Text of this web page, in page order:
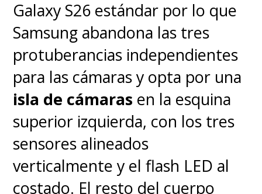
Galaxy S26 estándar por lo que
Samsung abandona las tres
protuberancias independientes
para las cámaras y opta por una
isla de cámaras en la esquina
superior izquierda, con los tres
sensores alineados
verticalmente y el flash LED al
costado. El resto del cuerpo